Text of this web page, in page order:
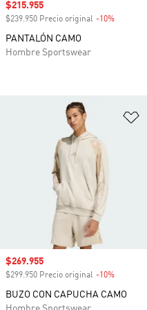
Precio de venta
$215.955
$239.950 Precio original -10%
PANTALÓN CAMO
Hombre Sportswear
Precio de venta
$269.955
$299.950 Precio original -10%
BUZO CON CAPUCHA CAMO